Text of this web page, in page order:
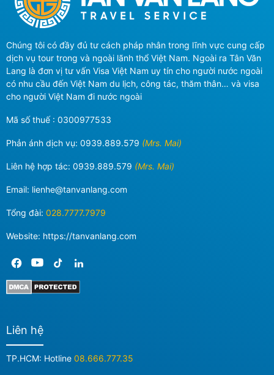
Chúng tôi có đầy đủ tư cách pháp nhân trong lĩnh vực cung cấp
dịch vụ tour trong và ngoài lãnh thổ Việt Nam. Ngoài ra Tân Văn
Lang là đơn vị tư vấn Visa Việt Nam uy tín cho người nước ngoài
có nhu cầu đến Việt Nam du lịch, công tác, thăm thân… và visa
cho người Việt Nam đi nước ngoài
Mã số thuế : 0300977533
Phản ánh dịch vụ: 0939.889.579 (Mrs. Mai)
Liên hệ hợp tác: 0939.889.579 (Mrs. Mai)
Email: lienhe@tanvanlang.com
Tổng đài: 028.7777.7979
Website: https://tanvanlang.com
Liên hệ
TP.HCM: Hotline 08.666.777.35